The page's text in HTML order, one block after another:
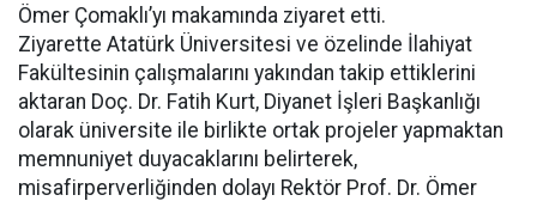
Ömer Çomaklı’yı makamında ziyaret etti.
Ziyarette Atatürk Üniversitesi ve özelinde İlahiyat
Fakültesinin çalışmalarını yakından takip ettiklerini
aktaran Doç. Dr. Fatih Kurt, Diyanet İşleri Başkanlığı
olarak üniversite ile birlikte ortak projeler yapmaktan
memnuniyet duyacaklarını belirterek,
misafirperverliğinden dolayı Rektör Prof. Dr. Ömer